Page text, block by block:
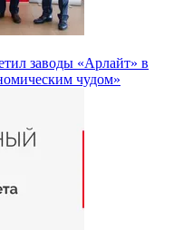
заводы «Арлайт» в
чудом»